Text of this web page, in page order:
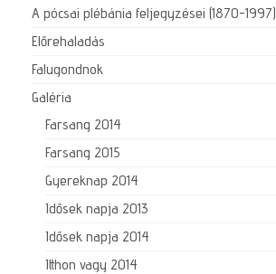
A pócsai plébánia feljegyzései (1870-1997)
Előrehaladás
Falugondnok
Galéria
Farsang 2014
Farsang 2015
Gyereknap 2014
Idősek napja 2013
Idősek napja 2014
Itthon vagy 2014